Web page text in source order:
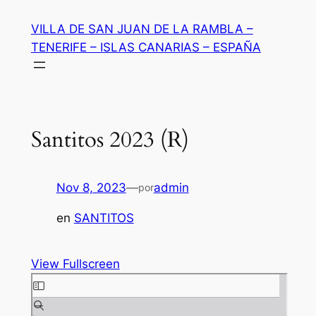
contenido
VILLA DE SAN JUAN DE LA RAMBLA –
TENERIFE – ISLAS CANARIAS – ESPAÑA
Santitos 2023 (R)
Nov 8, 2023—poradmin
en SANTITOS
View Fullscreen
Saltar
al